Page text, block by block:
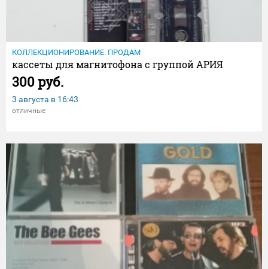
КОЛЛЕКЦИОНИРОВАНИЕ. ПРОДАМ
кассеты для магнитофона с группой АРИЯ
300 руб.
3 августа в 16:43
отличные